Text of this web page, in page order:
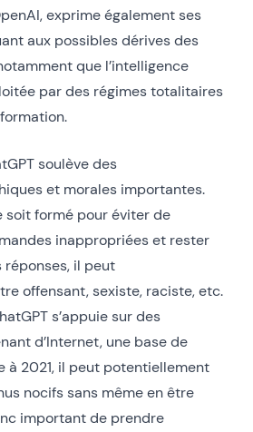
exprime également ses
aux possibles dérives des
que l’intelligence
par des régimes totalitaires
soulève des
et morales importantes.
soit formé pour éviter de
inappropriées et rester
réponses, il peut
offensant, sexiste, raciste, etc.
s’appuie sur des
d’Internet, une base de
à 2021, il peut potentiellement
nocifs sans même en être
important de prendre